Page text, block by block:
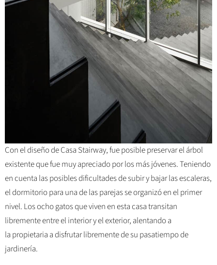
Con el diseño de Casa Stairway, fue posible preservar el árbol
existente que fue muy apreciado por los más jóvenes. Teniendo
en cuenta las posibles dificultades de subir y bajar las escaleras,
el dormitorio para una de las parejas se organizó en el primer
nivel. Los ocho gatos que viven en esta casa transitan
libremente entre el interior y el exterior, alentando a
la propietaria a disfrutar libremente de su pasatiempo de
jardinería.